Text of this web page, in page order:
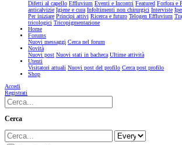
Difetti al capello Effluvium Eventi e Incontri Featured Forfora e
anticalvizie Igiene e cura Infoltimenti non chirurgici Interviste
Per iniziare Principi attivi Ricerca e futuro Telogen Effluvium
tricologici Tricopigmentazione
Home
Forums
Nuovi messaggi Cerca nel forum
Novità
Nuovi post Nuovi stati in bacheca Ultime attività
Utenti
Visitatori attuali Nuovi post del profilo Cerca post profilo
Shop
Accedi
Registrati
Cerca